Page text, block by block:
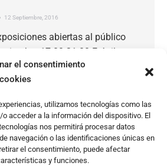
el consentimiento
utilizamos tecnologías como las
acceder a la información del dispositivo. El
nos permitirá procesar datos
navegación o las identificaciones únicas en
el consentimiento, puede afectar
y funciones.
12 Septiembre, 2016
abiertas al público
17:00-21:00 Frágiles.
Belli, 1986-2015. Curador:
Poligráfica: Cruce
La Luchita Continua